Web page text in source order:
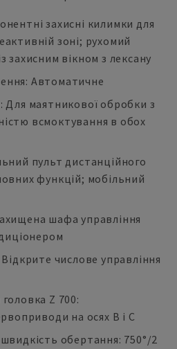
захисні килимки для
зоні; рухомий
захисним вікном з лексану
Автоматичне
Для маятникової обробки з
всмоктування в обох
пульт дистанційного
функцій; мобільний
шафа управління
числове управління
Z 700:
на осях B і C
обертання: 750°/2